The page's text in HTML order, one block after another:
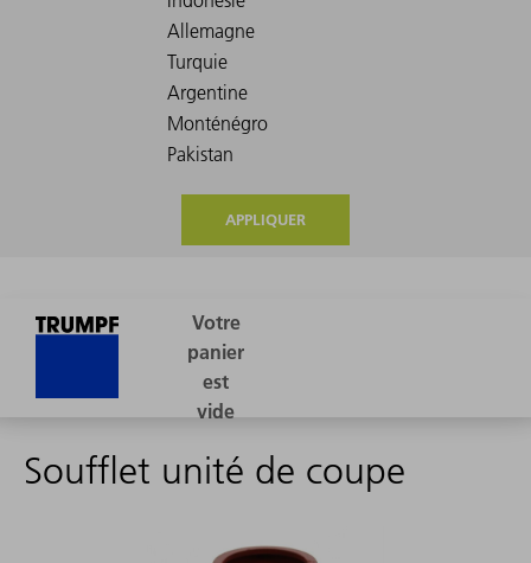
APPLIQUER
Soufflet unité de coupe